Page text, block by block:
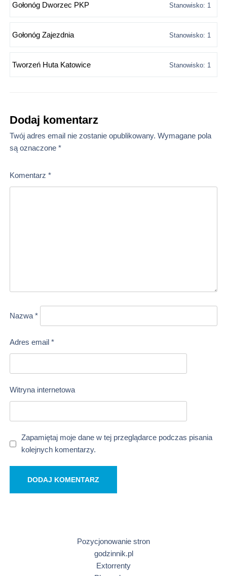
Gołonóg Dworzec PKP Stanowisko: 1
Gołonóg Zajezdnia Stanowisko: 1
Tworzeń Huta Katowice Stanowisko: 1
Dodaj komentarz
Twój adres email nie zostanie opublikowany. Wymagane pola
są oznaczone *
Komentarz *
Nazwa *
Adres email *
Witryna internetowa
Zapamiętaj moje dane w tej przeglądarce podczas pisania
kolejnych komentarzy.
Pozycjonowanie stron
godzinnik.pl
Extorrenty